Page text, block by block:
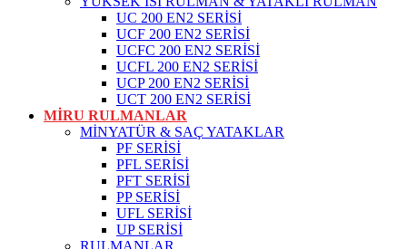
UC 200 EN2 SERİSİ
UCF 200 EN2 SERİSİ
UCFC 200 EN2 SERİSİ
UCFL 200 EN2 SERİSİ
UCP 200 EN2 SERİSİ
UCT 200 EN2 SERİSİ
MİRU RULMANLAR
MİNYATÜR & SAÇ YATAKLAR
PF SERİSİ
PFL SERİSİ
PFT SERİSİ
PP SERİSİ
UFL SERİSİ
UP SERİSİ